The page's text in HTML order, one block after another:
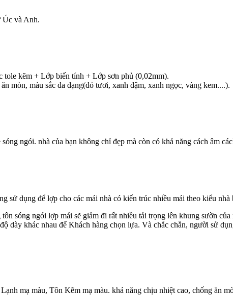
Úc và Anh.
tole kẽm + Lớp biến tính + Lớp sơn phủ (0,02mm).
mòn, màu sắc đa dạng(đỏ tươi, xanh đậm, xanh ngọc, vàng kem....).
ngói. nhà của bạn không chỉ đẹp mà còn có khả năng cách âm
sử dụng để lợp cho các mái nhà có kiến trúc nhiều mái theo kiểu nhà
sóng ngói lợp mái sẽ giảm đi rất nhiều tải trọng lên khung sườn
dày khác nhau để Khách hàng chọn lựa. Và chắc chắn, người sử
mạ màu, Tôn Kẽm mạ màu. khả năng chịu nhiệt cao, chống ăn